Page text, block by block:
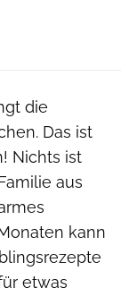
die
Das ist
Nichts ist
aus
kann
etwas